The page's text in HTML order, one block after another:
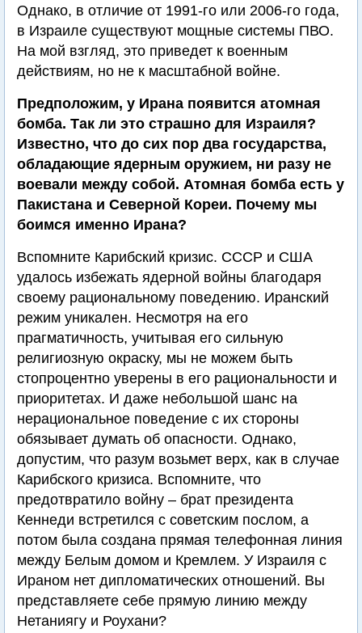
Однако, в отличие от 1991-го или 2006-го года,
в Израиле существуют мощные системы ПВО.
На мой взгляд, это приведет к военным
действиям, но не к масштабной войне.
Предположим, у Ирана появится атомная
бомба. Так ли это страшно для Израиля?
Известно, что до сих пор два государства,
обладающие ядерным оружием, ни разу не
воевали между собой. Атомная бомба есть у
Пакистана и Северной Кореи. Почему мы
боимся именно Ирана?
Вспомните Карибский кризис. СССР и США
удалось избежать ядерной войны благодаря
своему рациональному поведению. Иранский
режим уникален. Несмотря на его
прагматичность, учитывая его сильную
религиозную окраску, мы не можем быть
стопроцентно уверены в его рациональности и
приоритетах. И даже небольшой шанс на
нерациональное поведение с их стороны
обязывает думать об опасности. Однако,
допустим, что разум возьмет верх, как в случае
Карибского кризиса. Вспомните, что
предотвратило войну – брат президента
Кеннеди встретился с советским послом, а
потом была создана прямая телефонная линия
между Белым домом и Кремлем. У Израиля с
Ираном нет дипломатических отношений. Вы
представляете себе прямую линию между
Нетаниягу и Роухани?